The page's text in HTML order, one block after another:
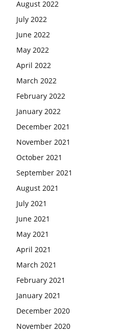
August 2022
July 2022
June 2022
May 2022
April 2022
March 2022
February 2022
January 2022
December 2021
November 2021
October 2021
September 2021
August 2021
July 2021
June 2021
May 2021
April 2021
March 2021
February 2021
January 2021
December 2020
November 2020